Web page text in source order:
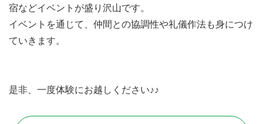
宿などイベントが盛り沢山です。
イベントを通じて、仲間との協調性や礼儀作法も身につけ
ていきます。
是非、一度体験にお越しください♪♪